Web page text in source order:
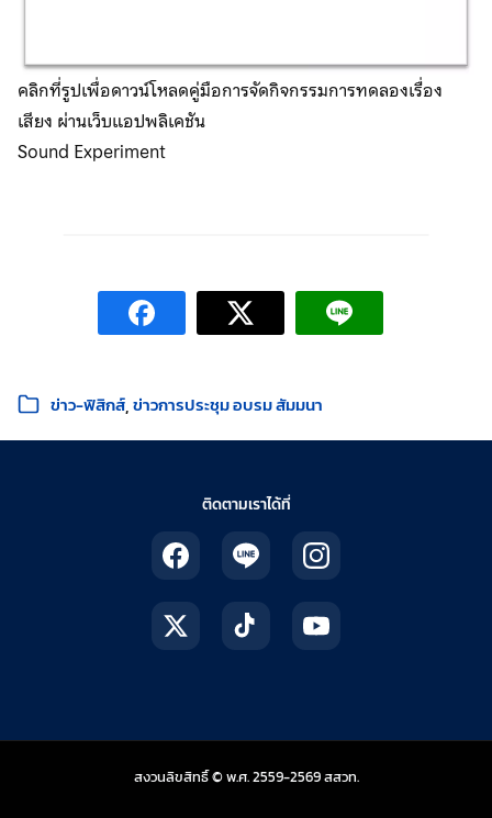
คลิกที่รูปเพื่อดาวน์โหลดคู่มือการจัดกิจกรรมการทดลองเรื่อง
เสียง ผ่านเว็บแอปพลิเคชัน
Sound Experiment
หมวดหมู่:
ข่าว-ฟิสิกส์ ข่าวการประชุม อบรม สัมมนา
ติดตามเราได้ที่
สงวนลิขสิทธิ์ © พ.ศ. 2559-2569สสวท.สถาบันส่งเสริมการสอ